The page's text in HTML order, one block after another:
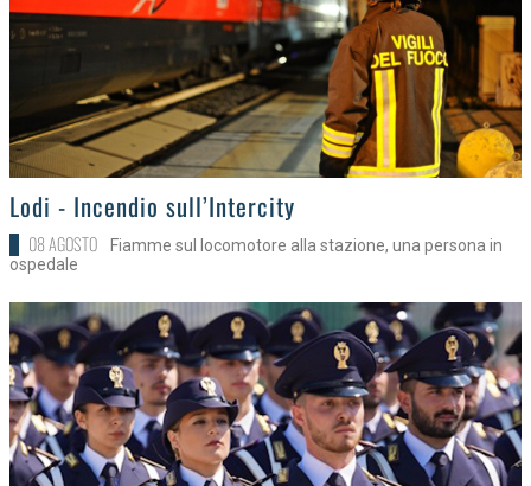
>Lodi - Incendio sull’Intercity
08 AGOSTO
Fiamme sul locomotore alla stazione, una persona in
ospedale